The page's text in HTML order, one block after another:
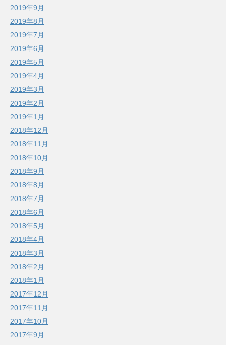
2019年9月
2019年8月
2019年7月
2019年6月
2019年5月
2019年4月
2019年3月
2019年2月
2019年1月
2018年12月
2018年11月
2018年10月
2018年9月
2018年8月
2018年7月
2018年6月
2018年5月
2018年4月
2018年3月
2018年2月
2018年1月
2017年12月
2017年11月
2017年10月
2017年9月